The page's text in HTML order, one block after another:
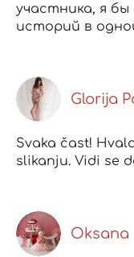
участника, я
историй в
Glorija
Svaka čast!
slikanju. Vidi se
Oksana